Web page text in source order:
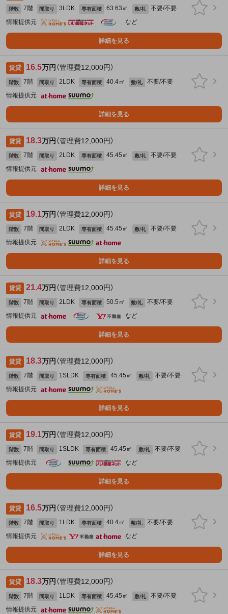
階数 7階 間取り 3LDK 専有面積 63.63㎡ 敷/礼
不要/不要
情報提供元
など
詳細を見る
賃貸 16.5万円 （管理費12,000円）
階数 7階 間取り 2LDK 専有面積 40.4㎡ 敷/礼
不要/不要
情報提供元
詳細を見る
賃貸 18.3万円 （管理費12,000円）
階数 7階 間取り 2LDK 専有面積 45.45㎡ 敷/礼
不要/不要
情報提供元
詳細を見る
賃貸 19.1万円 （管理費12,000円）
階数 7階 間取り 2LDK 専有面積 45.45㎡ 敷/礼
不要/不要
情報提供元
詳細を見る
賃貸 21.4万円 （管理費12,000円）
階数 7階 間取り 2LDK 専有面積 50.5㎡ 敷/礼
不要/不要
情報提供元
など
詳細を見る
賃貸 18.3万円 （管理費12,000円）
階数 7階 間取り 1SLDK 専有面積 45.45㎡ 敷/礼
不要/不要
情報提供元
詳細を見る
賃貸 19.1万円 （管理費12,000円）
階数 7階 間取り 1SLDK 専有面積 45.45㎡ 敷/礼
不要/不要
情報提供元
など
詳細を見る
賃貸 16.5万円 （管理費12,000円）
階数 7階 間取り 1LDK 専有面積 40.4㎡ 敷/礼
不要/不要
情報提供元
など
詳細を見る
賃貸 18.3万円 （管理費12,000円）
階数 7階 間取り 1LDK 専有面積 45.45㎡ 敷/礼
不要/不要
情報提供元